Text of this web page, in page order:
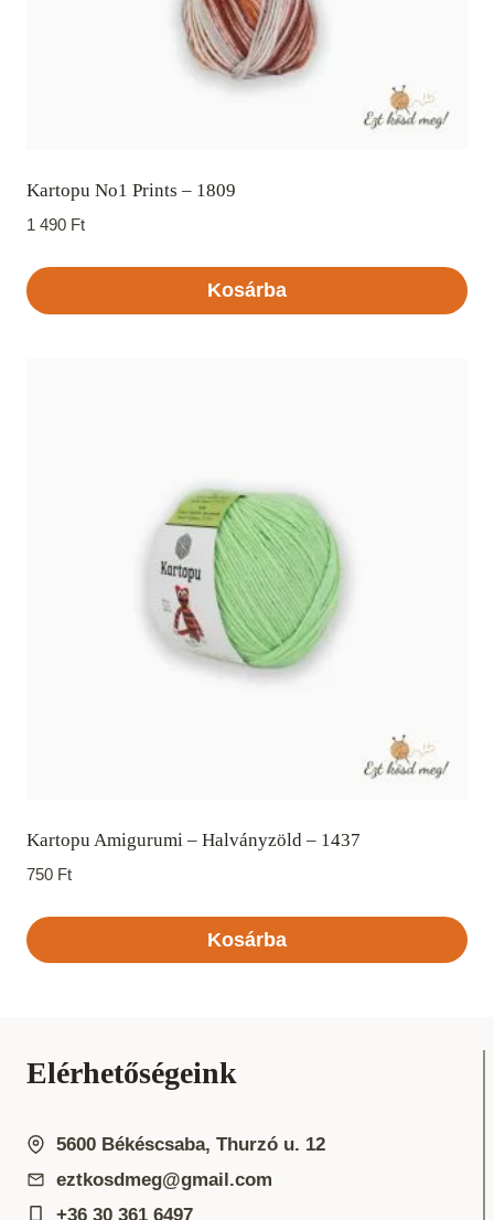
Kartopu No1 Prints – 1809
1 490 Ft
Kosárba
Kartopu Amigurumi – Halványzöld – 1437
750 Ft
Kosárba
Elérhetőségeink
5600 Békéscsaba, Thurzó u. 12
eztkosdmeg@gmail.com
+36 30 361 6497